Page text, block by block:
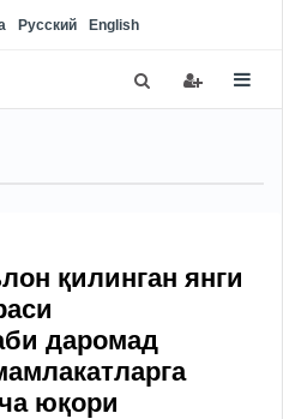
Русский English
қилинган янги
даромад
юқори